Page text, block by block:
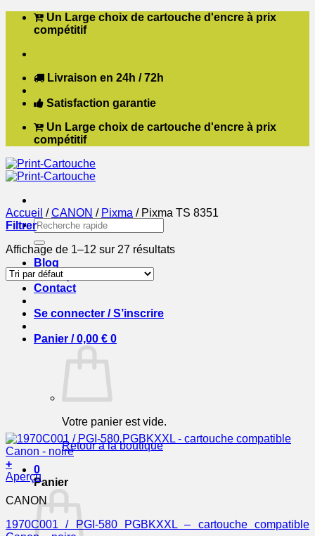
Passer Un Large choix de cartouche d'encre à prix
compétitif
Livraison en 24h / 72h
Satisfaction garantie
Un Large choix de cartouche d'encre à prix
compétitif
Recherche
pour :
Blog
Boutique
Contact
Se connecter / S’inscrire
Panier /0,00 € 0
Votre panier est vide.
Retour à la boutique
0
Panier
Accueil / CANON / Pixma /Pixma TS 8351
Filtrer
Affichage de 1–12 sur 27 résultats
+
Aperçu
CANON
1970C001 / PGI-580 PGBKXXL – cartouche compatible